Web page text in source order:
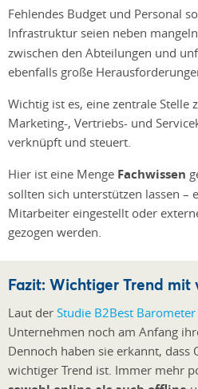
Fehlendes Budget und Personal
Infrastruktur seien neben
zwischen den Abteilungen und
ebenfalls große
Wichtig ist es, eine zentrale Stelle
Marketing-, Vertriebs- und
verknüpft und steuert.
Hier ist eine Menge Fachwissen
sollten sich unterstützen lassen –
Mitarbeiter eingestellt oder
gezogen werden.
Fazit: Wichtiger Trend mit
Laut der Studie B2Best Barometer
Unternehmen noch am Anfang
Dennoch haben sie erkannt,
wichtiger Trend ist. Immer mehr